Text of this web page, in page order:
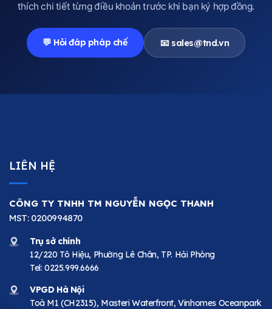
thích chi tiết từng điều khoản trước khi bạn ký hợp đồng.
💬 Hỏi đáp pháp chế 📧 sales@tnd.vn
LIÊN HỆ
CÔNG TY TNHH TM NGUYỄN NGỌC THANH
MST: 0200994870
Trụ sở chính
12/220 Tô Hiệu, Phường Lê Chân, TP. Hải Phòng
Tel: 0225.999.6666
VPGD Hà Nội
Toà M1 (CH2315), Masteri Waterfront, Vinhomes Oceanpark